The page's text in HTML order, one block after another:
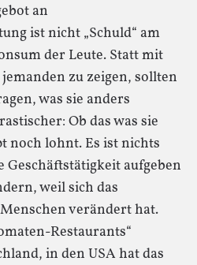
an
ist nicht „Schuld“ am
der Leute. Statt mit
zu zeigen, sollten
was sie anders
Ob das was sie
noch lohnt. Es ist nichts
Geschäftstätigkeit aufgeben
weil sich das
verändert hat.
Restaurants“
in den USA hat das